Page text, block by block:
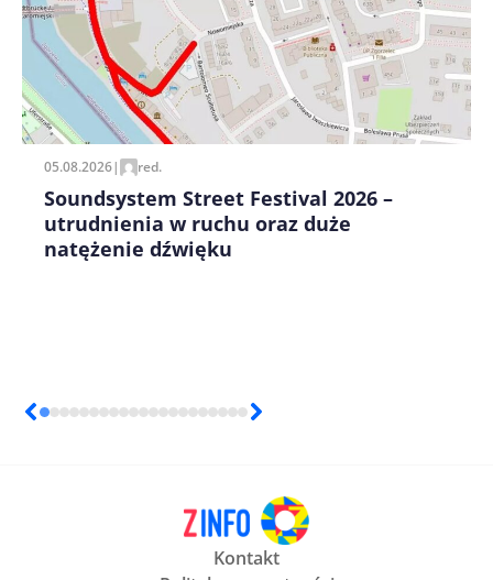
Zapamiętaj moje dane w tej przeglądarce podczas
pisania kolejnych komentarzy.
05.08.2026| red.
Soundsystem Street Festival 2026 –
utrudnienia w ruchu oraz duże
natężenie dźwięku
Kontakt